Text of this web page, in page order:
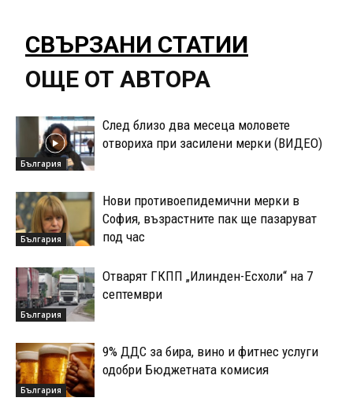
СВЪРЗАНИ СТАТИИ
ОЩЕ ОТ АВТОРА
България
След близо два месеца моловете
отвориха при засилени мерки (ВИДЕО)
България
Нови противоепидемични мерки в
София, възрастните пак ще пазаруват
под час
България
Отварят ГКПП „Илинден-Есхоли“ на 7
септември
България
9% ДДС за бира, вино и фитнес услуги
одобри Бюджетната комисия